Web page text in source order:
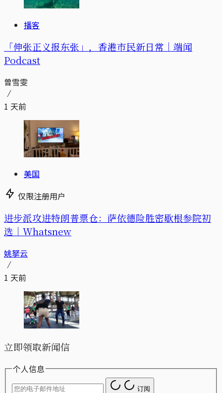
播客
「伸张正义报东张」，香港市民新日常｜端闻
Podcast
曾雪雯
1 天前
美国
仅限注册用户
进步派攻进特朗普票仓：萨依德险胜密歇根参院初
选｜Whatsnew
姚拏云
1 天前
立即领取新闻信
个人信息
订阅